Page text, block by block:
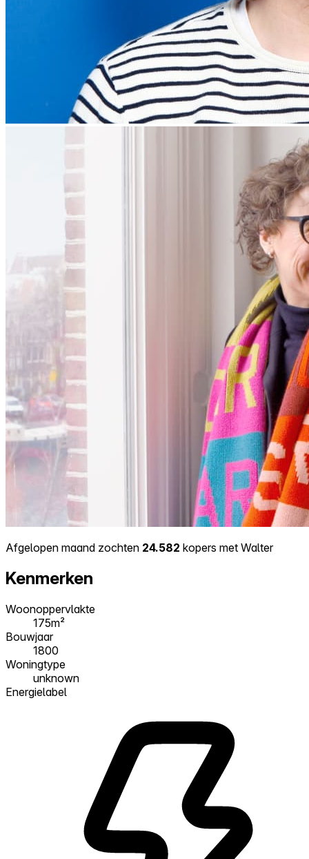
Afgelopen maand zochten 24.582 kopers met Walter
Kenmerken
Woonoppervlakte
175m²
Bouwjaar
1800
Woningtype
unknown
Energielabel